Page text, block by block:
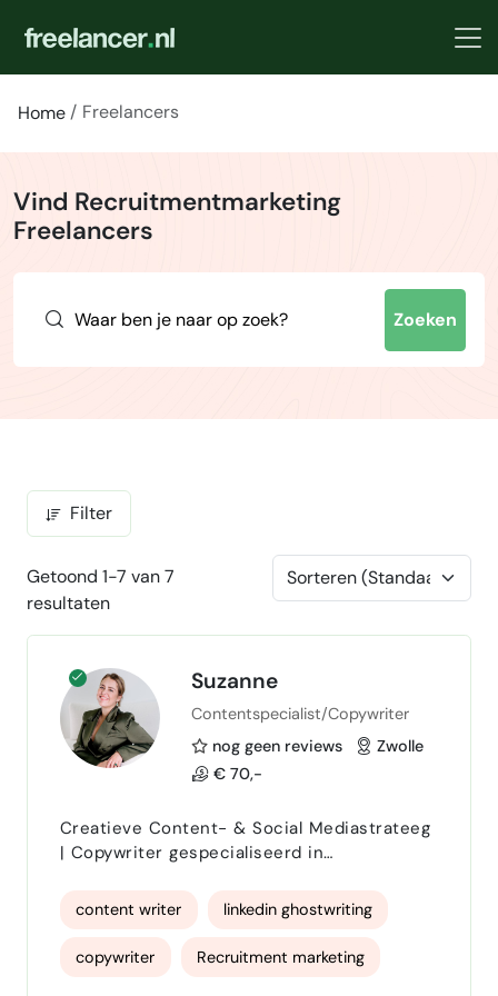
Home Freelancers
Vind Recruitmentmarketing
Freelancers
Zoeken
Filter
Getoond 1-7 van 7
resultaten
Suzanne
Contentspecialist/Copywriter
nog geen reviews
Zwolle
€ 70,-
Creatieve Content- & Social Mediastrateeg
| Copywriter gespecialiseerd in
en social mediastrateeg geloof ik dat de
sterkste marketing begint bij oprechte
menselijke connectie. Met tien jaar ervaring
in de achterzak help ik merken een
content writer linkedin ghostwriting
copywriter Recruitment marketing